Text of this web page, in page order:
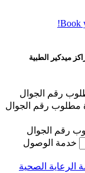
Book
ميدكير الطبية
رقم الجوال
مطلوب رقم الجوال
رقم الجوال
خدمة الوصول
الرعاية الصحية